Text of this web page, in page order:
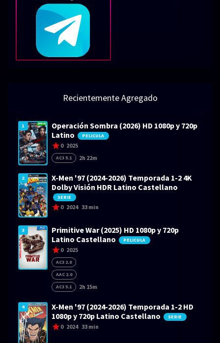
Recientemente Agregado
1
Operación Sombra (2026) HD 1080p y 720p
Latino
PELICULA
0 2025
AC3 5.1 2h 22m
2
X-Men '97 (2024-2026) Temporada 1-2 4K
Dolby Visión HDR Latino Castellano
SERIE
0 2024 33 min
3
Primitive War (2025) HD 1080p y 720p
Latino Castellano
PELICULA
0 2025
AC3 2.0
AAC 2.0
AC3 5.1
2h 15m
4
X-Men '97 (2024-2026) Temporada 1-2 HD
1080p y 720p Latino Castellano
SERIE
0 2024 33 min